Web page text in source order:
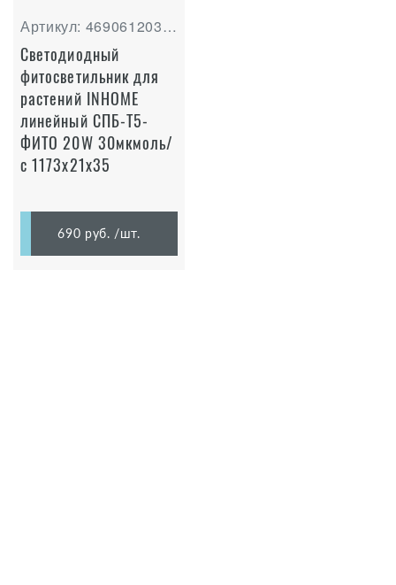
Артикул: 4690612033112
Светодиодный
фитосветильник для
растений INHOME
линейный СПБ-Т5-
ФИТО 20W 30мкмоль/
с 1173x21x35
690 руб. /шт.